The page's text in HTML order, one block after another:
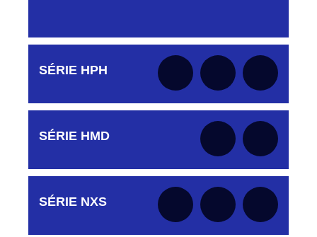
Aucune pièce disponible pour cette série pour
le moment
SÉRIE HPH
Aucune pièce disponible pour cette série pour
SÉRIE HMD
Aucune pièce disponible pour cette série pour
le moment
SÉRIE NXS